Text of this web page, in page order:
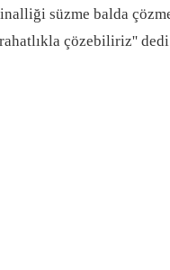
süzme balda
çözebiliriz''